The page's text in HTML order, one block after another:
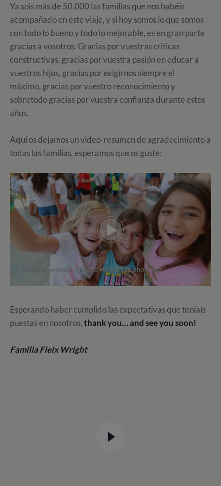
Ya sois más de 50.000 las familias que nos habéis
acompañado en este viaje, y si hoy somos lo que somos
con todo lo bueno y todo lo mejorable, es en gran parte
gracias a vosotros. Gracias por vuestras críticas
constructivas, gracias por vuestra pasión en educar a
vuestros hijos, gracias por exigirnos siempre el
máximo, gracias por vuestro reconocimiento y
sobretodo gracias por vuestra confianza durante estos
años.
Aquí os dejamos un video-resumen de agradecimiento a
todas las familias, esperamos que os guste:
Esperando haber cumplido las expectativas que teníais
puestas en nosotros,thank you… and see you soon!
Familia Fleix Wright